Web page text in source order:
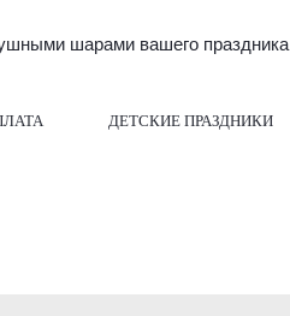
шарами вашего праздника
ДЕТСКИЕ ПРАЗДНИКИ